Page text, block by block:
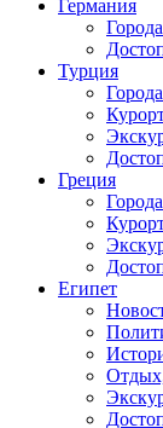
Германия
Турция
Греция
Египет